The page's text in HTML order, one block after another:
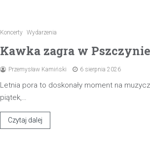
Koncerty Wydarzenia
Kawka zagra w
Przemysław Kamiński 6 sierpnia 2026
Letnia pora to doskonały moment na
piątek,…
Czytaj dalej